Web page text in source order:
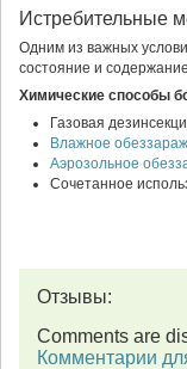
Истребительные
Одним из важных
состояние и
Химические способы
Газовая
Влажное
Аэрозольное
Сочетанное
Отзывы:
Comments are
Комментарии